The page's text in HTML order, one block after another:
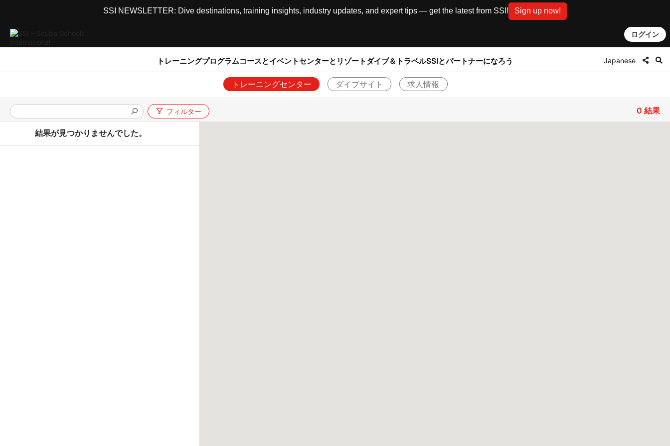
SSI NEWSLETTER: Dive destinations, training insights, industry updates, and expert tips — get the latest from SSI! Sign up now!
ログイン
トレーニングプログラムコースとイベント センターとリゾート ダイブ＆トラベルSSIとパートナーになろう Japanese
トレーニングセンター ダイブサイト 求人情報
フィルター 0 結果
結果が見つかりませんでした。